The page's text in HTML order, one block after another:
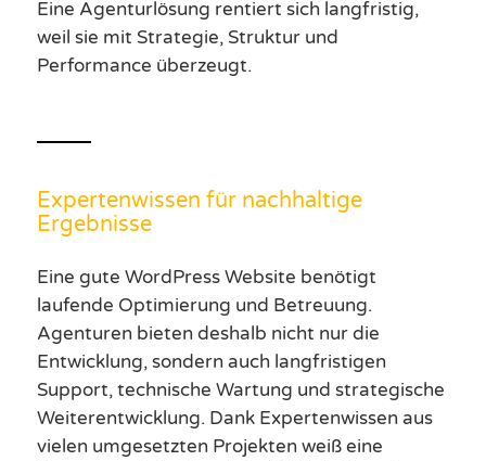
Eine Agenturlösung rentiert sich langfristig,
weil sie mit Strategie, Struktur und
Performance überzeugt.
Expertenwissen für nachhaltige
Ergebnisse
Eine gute WordPress Website benötigt
laufende Optimierung und Betreuung.
Agenturen bieten deshalb nicht nur die
Entwicklung, sondern auch langfristigen
Support, technische Wartung und strategische
Weiterentwicklung. Dank Expertenwissen aus
vielen umgesetzten Projekten weiß eine